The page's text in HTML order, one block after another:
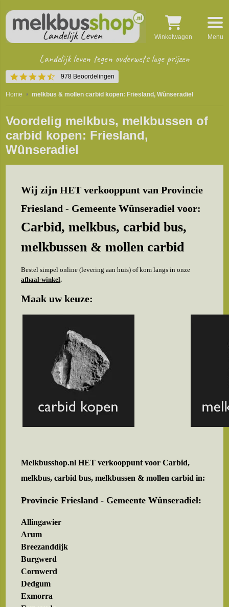
4.4
star
rating
978 Beoordelingen
Landelijk leven tegen ouderwets lage prijzen
Winkelwagen Menu
Home melkbus & mollen carbid kopen: Friesland, Wûnseradiel
Voordelig melkbus, melkbussen of
carbid kopen: Friesland,
Wûnseradiel
Wij zijn HET verkooppunt van Provincie
Friesland - Gemeente Wûnseradiel voor:
Carbid, melkbus, carbid bus,
melkbussen & mollen carbid
Bestel simpel online (levering aan huis) of kom langs in onze
afhaal-winkel.
Maak uw keuze:
Melkbusshop.nl HET verkooppunt voorCarbid,
melkbus, carbid bus, melkbussen & mollen carbid in:
Provincie Friesland - Gemeente Wûnseradiel:
Allingawier
Arum
Breezanddijk
Burgwerd
Cornwerd
Dedgum
Exmorra